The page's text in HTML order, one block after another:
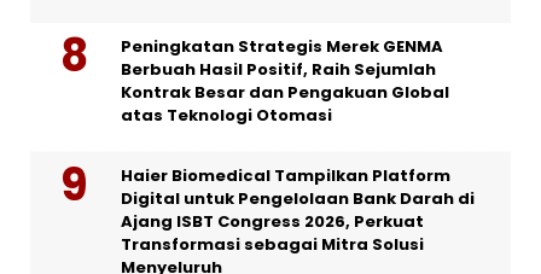
Peningkatan Strategis Merek GENMA
Berbuah Hasil Positif, Raih Sejumlah
Kontrak Besar dan Pengakuan Global
atas Teknologi Otomasi
Haier Biomedical Tampilkan Platform
Digital untuk Pengelolaan Bank Darah di
Ajang ISBT Congress 2026, Perkuat
Transformasi sebagai Mitra Solusi
Menyeluruh